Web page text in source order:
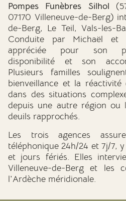
Pompes Funèbres Silhol
07170 Villeneuve-de-Berg)
de-Berg, Le Teil, Vals-les-
Conduite par Michaël et
appréciée pour son
disponibilité et son
Plusieurs familles
bienveillance et la
dans des situations
depuis une autre région ou
deuils rapprochés.
Les trois agences
téléphonique 24h/24 et 7j/7,
et jours fériés. Elles
Villeneuve-de-Berg et les
l'Ardèche méridionale.